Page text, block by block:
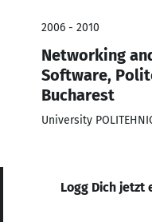
2006 - 2010
Networking
Software,
Bucharest
University
Logg Dich jetzt